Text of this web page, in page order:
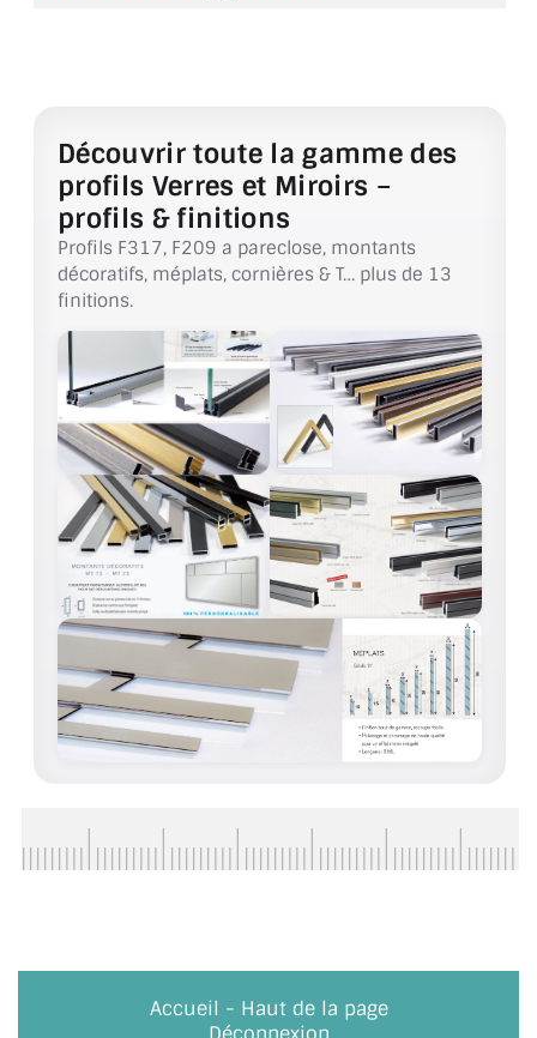
DALLE DE SOL EN VERRE
PORTE EN VERRE
GARDE CORPS EN VERRE
VERRIÈRE TYPE ATELIER
VERRES TEXTURÉS
PLEXIGLAS PMMA
DOUBLE VITRAGE
ACCESSOIRES & QUINCAILLERIE
CATALOGUE DE PROFILS ET FIXATION DU
VERRE
LES FIXATIONS POUR MIROIR
LES PROFILS PAROI DE VERRE
BOUTONS ET POIGNÉES
Découvrir toute la gamme des
profils Verres et Miroirs –
profils & finitions
Profils F317, F209 a pareclose, montants
décoratifs, méplats, cornières & T… plus de 13
finitions.
Accueil - Haut de la page